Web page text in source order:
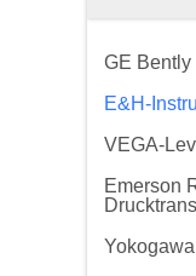
GE Bently
E&H-
VEGA-
Emerson